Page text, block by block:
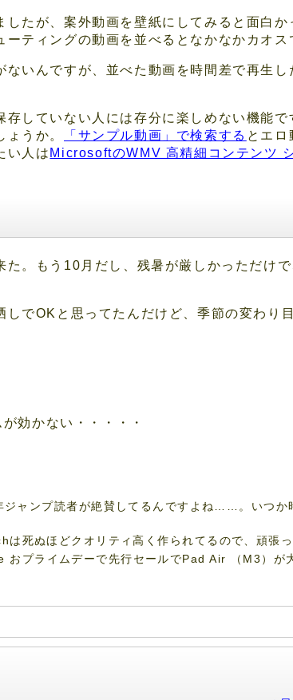
たが、案外動画を壁紙にしてみると面白
ティングの動画を並べるとなかなかカオス
いんですが、並べた動画を時間差で再生
していない人には存分に楽しめない機能
うか。
「サンプル動画」で検索する とエロ
い人は MicrosoftのWMV 高精細コンテンツ
。もう10月だし、残暑が厳しかっただけ
しでOKと思ってたんだけど、季節の変わり
効かない・・・・・
ジャンプ読者が絶賛してるんですよね……。いつか
は死ぬほどクオリティ高く作られてるので、頑張っ
おプライムデーで先行セールでPad Air （M3）が